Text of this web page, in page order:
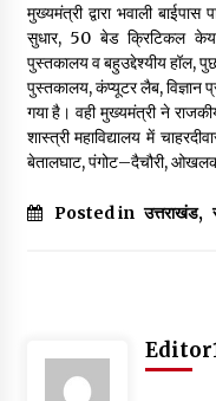
मुख्यमंत्री द्वारा भवाली
सुधार, 50 बेड क्रिटिकल
पुस्तकालय व बहुउद्देश्यीय हॉल,
पुस्तकालय, कंप्यूटर लैब, विज्ञान
गया है। वही मुख्यमंत्री ने
शास्त्री महाविद्यालय में
बेतालघाट, पंगोट–दैचौरी,
Posted in उत्तराखंड,